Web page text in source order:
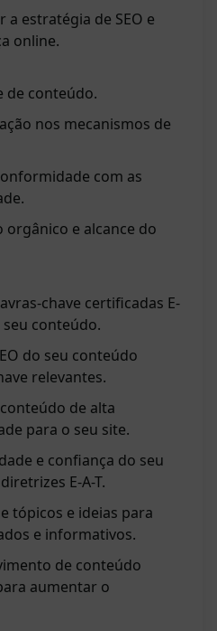
estratégia de SEO e
online.
de conteúdo.
nos mecanismos de
com as
e alcance do
chave certificadas E-
conteúdo.
do seu conteúdo
relevantes.
de alta
para o seu site.
e confiança do seu
E-A-T.
tópicos e ideias para
e informativos.
de conteúdo
aumentar o